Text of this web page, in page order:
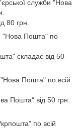
служби "Нова
80 грн.
"Нова Пошта" по
складає від 50
Пошта" по всій
Пошта" від 50 грн.
по всій